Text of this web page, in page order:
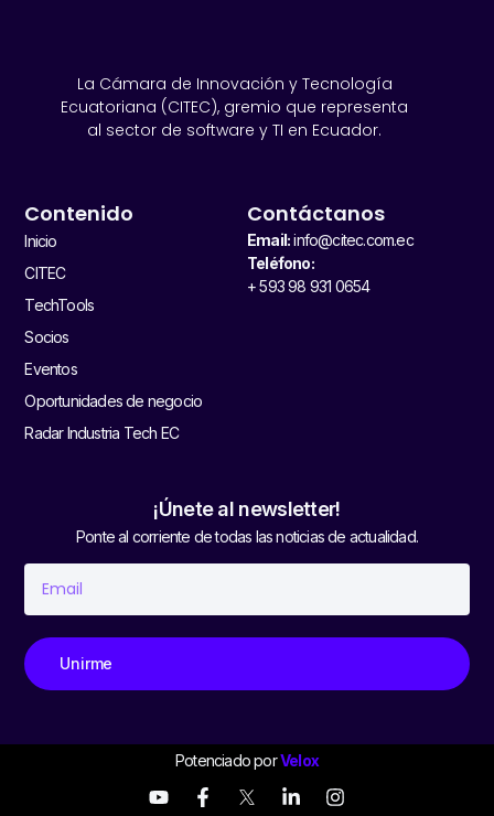
La Cámara de Innovación y Tecnología
Ecuatoriana (CITEC), gremio que representa
al sector de software y TI en Ecuador.
Contenido
Inicio
CITEC
TechTools
Socios
Eventos
Oportunidades de negocio
Radar Industria Tech EC
Contáctanos
Email:info@citec.com.ec
Teléfono:
+ 593 98 931 0654
¡Únete al newsletter!
Ponte al corriente de todas las noticias de actualidad.
Unirme
Potenciado porVelox